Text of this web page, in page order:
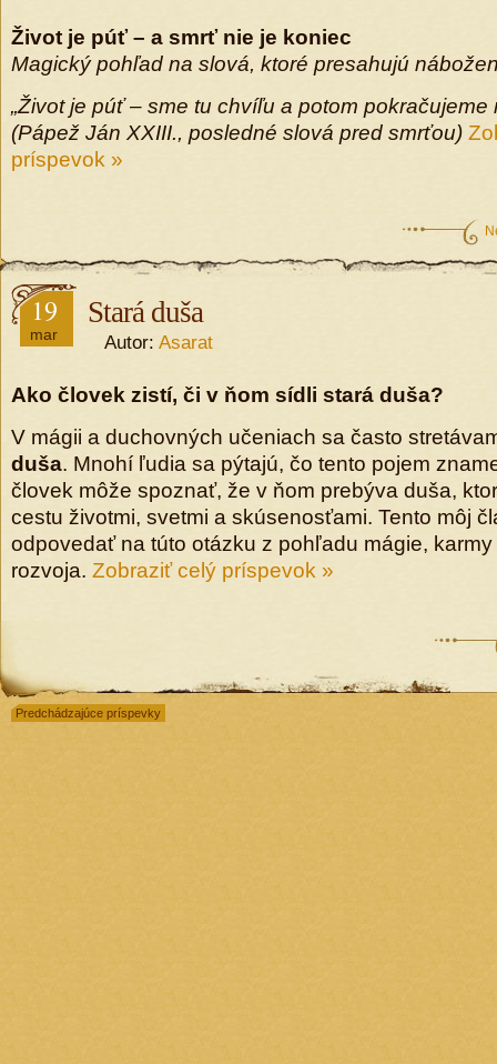
Život je púť – a smrť nie je koniec
Magický pohľad na slová, ktoré presahujú
„Život je púť – sme tu chvíľu a potom pokračujeme
(Pápež Ján XXIII., posledné slová pred smrťou)
príspevok »
19
mar
Stará duša
Autor: Asarat
Ako človek zistí, či v ňom sídli stará duša?
V mágii a duchovných učeniach sa často
duša. Mnohí ľudia sa pýtajú, čo tento pojem
človek môže spoznať, že v ňom prebýva duša,
cestu životmi, svetmi a skúsenosťami. Tento môj
odpovedať na túto otázku z pohľadu mágie,
rozvoja. Zobraziť celý príspevok »
Predchádzajúce príspevky